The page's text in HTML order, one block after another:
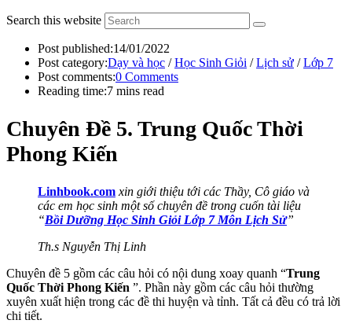
Search this website
Post published:14/01/2022
Post category:Dạy và học / Học Sinh Giỏi / Lịch sử / Lớp 7
Post comments:0 Comments
Reading time:7 mins read
Chuyên Đề 5. Trung Quốc Thời
Phong Kiến
Linhbook.comxin giới thiệu tới các Thầy, Cô giáo và
các em học sinh một số chuyên đề trong cuốn tài liệu
“Bồi Dưỡng Học Sinh Giỏi Lớp 7 Môn Lịch Sử”
Th.s Nguyễn Thị Linh
Chuyên đề 5 gồm các câu hỏi có nội dung xoay quanh “Trung
Quốc Thời Phong Kiến ”. Phần này gồm các câu hỏi thường
xuyên xuất hiện trong các đề thi huyện và tỉnh. Tất cả đều có trả lời
chi tiết.